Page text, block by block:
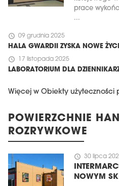
prace
...
schedule 09 grudnia 2025
HALA GWARDII ZYSKA NOWE
schedule 17 listopada 2025
LABORATORIUM DLA
Więcej w Obiekty użyteczności
POWIERZCHNIE
ROZRYWKOWE
schedule 30 lipca
NOWYM